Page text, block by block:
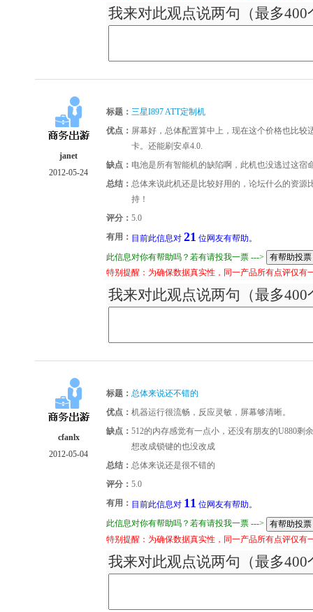
我来对此观点说两句（最多400
janet
2012-05-24
标题： 三星I897 ATT定制机
优点： 屏幕好，总体配置算中上，现在这个价格也比
卡。还能刷安卓4.0.
缺点： 电池是所有智能机的缺陷啊，此机也没逃过这宿
总结： 总体来说此机还是比较好用的，论坛什么的资源
持！
评分： 5.0
有用： 目前此信息对 21 位网友有帮助。
此信息对你有帮助吗？若有请投我一票 --->
特别提醒：为确保数据真实性，同一产品所有点评仅有
我来对此观点说两句（最多400
cfanlx
2012-05-04
标题： 总体来说还不错的
优点： 机器运行很流畅，反应灵敏，屏幕够清晰。
缺点： 512的内存感觉有一点小，还没有朋友的U880剩
想改成锁键的也没改成
总结： 总体来说还是很不错的
评分： 5.0
有用： 目前此信息对 11 位网友有帮助。
此信息对你有帮助吗？若有请投我一票 --->
特别提醒：为确保数据真实性，同一产品所有点评仅有
我来对此观点说两句（最多400